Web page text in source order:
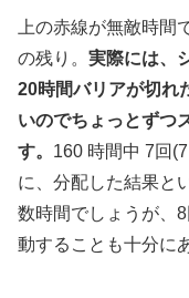
上の赤線が無敵時間
の残り。 実際には、
20時間バリアが切れ
いのでちょっとずつ
す。 160 時間中 7回
に、分配した結果と
数時間でしょうが、
動することも十分に